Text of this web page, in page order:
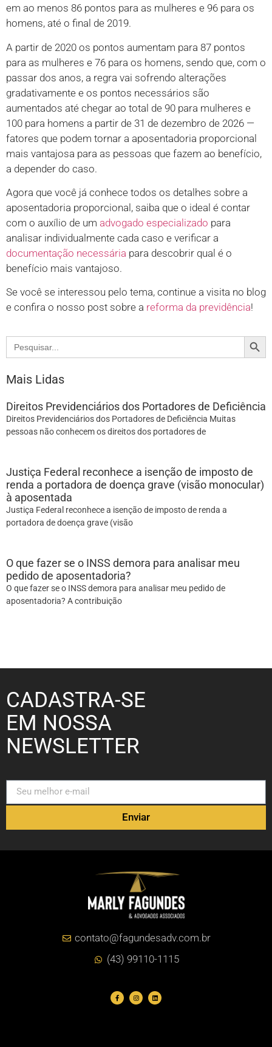
em ao menos 86 pontos para as mulheres e 96 para os
homens, até o final de 2019.
A partir de 2020 os pontos aumentam para 87 pontos
para as mulheres e 76 para os homens, sendo que, com o
passar dos anos, a regra vai sofrendo alterações
gradativamente e os pontos necessários são
aumentados até chegar ao total de 90 para mulheres e
100 para homens a partir de 31 de dezembro de 2026 —
fatores que podem tornar a aposentadoria proporcional
mais vantajosa para as pessoas que fazem ao benefício,
a depender do caso.
Agora que você já conhece todos os detalhes sobre a
aposentadoria proporcional, saiba que o ideal é contar
com o auxílio de um advogado especializado para
analisar individualmente cada caso e verificar a
documentação necessária para descobrir qual é o
benefício mais vantajoso.
Se você se interessou pelo tema, continue a visita no blog
e confira o nosso post sobre a reforma da previdência!
Search
for:
Mais Lidas
Direitos Previdenciários dos Portadores de Deficiência
Direitos Previdenciários dos Portadores de Deficiência Muitas
pessoas não conhecem os direitos dos portadores de
Justiça Federal reconhece a isenção de imposto de
renda a portadora de doença grave (visão monocular)
à aposentada
Justiça Federal reconhece a isenção de imposto de renda a
portadora de doença grave (visão
O que fazer se o INSS demora para analisar meu
pedido de aposentadoria?
O que fazer se o INSS demora para analisar meu pedido de
aposentadoria? A contribuição
CADASTRA-SE
EM NOSSA
NEWSLETTER
Enviar
contato@fagundesadv.com.br
(43) 99110-1115